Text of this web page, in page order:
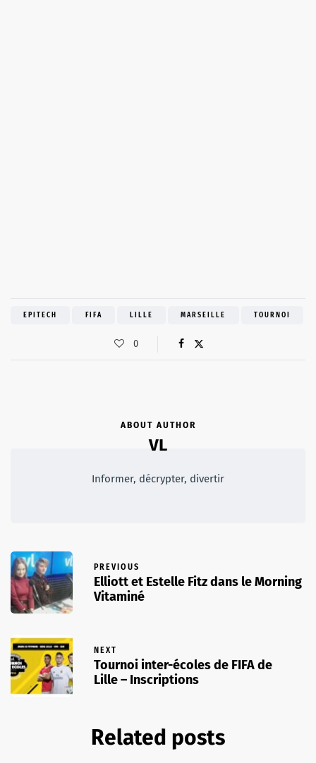
EPITECH FIFA LILLE MARSEILLE TOURNOI
0
ABOUT AUTHOR
VL
Informer, décrypter, divertir
PREVIOUS
Elliott et Estelle Fitz dans le Morning
Vitaminé
NEXT
Tournoi inter-écoles de FIFA de
Lille – Inscriptions
Related posts